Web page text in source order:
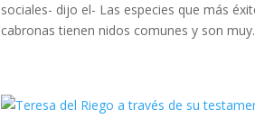
sociales- dijo el- Las especies que más
cabronas tienen nidos comunes y son